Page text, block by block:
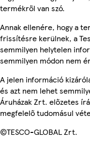
termékről van szó.
Annak ellenére, hogy a
frissítésre kerülnek, a
semmilyen helytelen
semmilyen módon nem
A jelen információ
és azt nem lehet
Áruházak Zrt. előzetes
megfelelő tudomásul
©TESCO-GLOBAL Zrt.